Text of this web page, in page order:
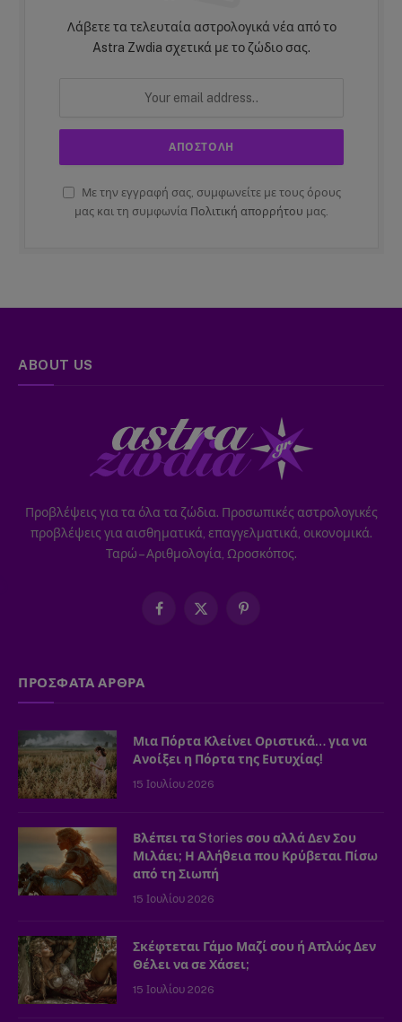
Λάβετε τα τελευταία αστρολογικά νέα από το
Astra Zwdia σχετικά με το ζώδιο σας.
Με την εγγραφή σας, συμφωνείτε με τους όρους
μας και τη συμφωνία Πολιτική απορρήτου μας.
ABOUT US
Προβλέψεις για τα όλα τα ζώδια. Προσωπικές αστρολογικές
προβλέψεις για αισθηματικά, επαγγελματικά, οικονομικά.
Ταρώ – Αριθμολογία, Ωροσκόπος.
Facebook
X
Pinterest
ΠΡΟΣΦΑΤΑ ΑΡΘΡΑ
Μια Πόρτα Κλείνει Οριστικά… για να
Ανοίξει η Πόρτα της Ευτυχίας!
15 Ιουλίου 2026
Βλέπει τα Stories σου αλλά Δεν Σου
Μιλάει; Η Αλήθεια που Κρύβεται Πίσω
από τη Σιωπή
15 Ιουλίου 2026
Σκέφτεται Γάμο Μαζί σου ή Απλώς Δεν
Θέλει να σε Χάσει;
15 Ιουλίου 2026